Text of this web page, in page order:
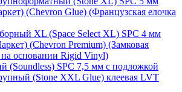
(Chevron Glue) (Французская елочка
XL (Space Select XL) SPC 4 мм
(Chevron Premium) (Замковая
основании Rigid Vinyl)
(Soundless) SPC 7,5 мм с подложкой
(Stone XXL Glue) клеевая LVT